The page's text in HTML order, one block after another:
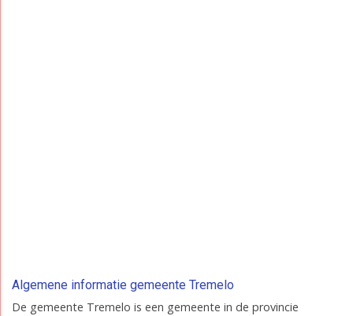
Algemene informatie gemeente Tremelo
De gemeente Tremelo is een gemeente in de provincie